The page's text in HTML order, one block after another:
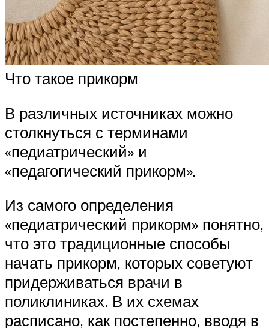
Что такое прикорм
В различных источниках можно
столкнуться с терминами
«педиатрический» и
«педагогический прикорм».
Из самого определения
«педиатрический прикорм» понятно,
что это традиционные способы
начать прикорм, которых советуют
придерживаться врачи в
поликлиниках. В их схемах
расписано, как постепенно, вводя в